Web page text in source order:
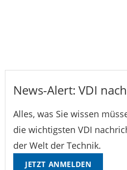
News-Alert: VDI
Alles, was Sie wissen
die wichtigsten VDI
der Welt der Technik.
JETZT ANMELDEN